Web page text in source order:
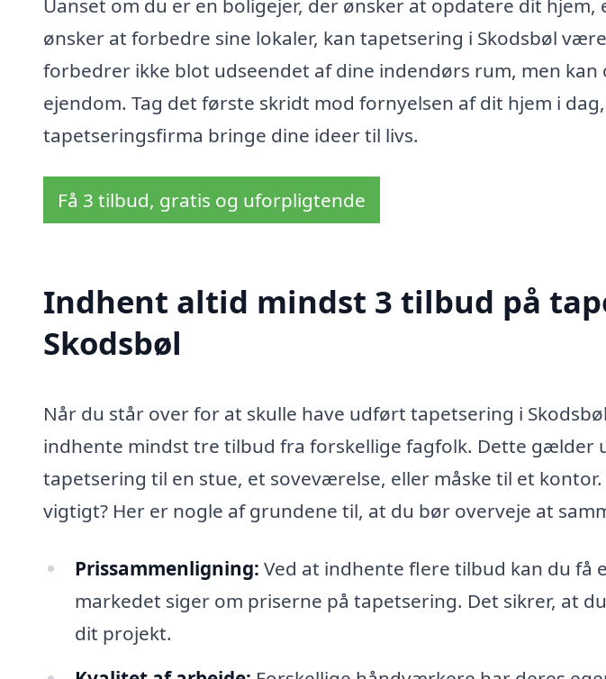
Uanset om du er en boligejer, der ønsker at opdatere dit hjem,
ønsker at forbedre sine lokaler, kan tapetsering i Skodsbøl
forbedrer ikke blot udseendet af dine indendørs rum, men
ejendom. Tag det første skridt mod fornyelsen af dit hjem i
tapetseringsfirma bringe dine ideer til livs.
Få 3 tilbud, gratis og uforpligtende
Indhent altid mindst 3 tilbud på
Skodsbøl
Når du står over for at skulle have udført tapetsering i
indhente mindst tre tilbud fra forskellige fagfolk. Dette gælder
tapetsering til en stue, et soveværelse, eller måske til et
vigtigt? Her er nogle af grundene til, at du bør overveje at
Prissammenligning: Ved at indhente flere tilbud kan du få
markedet siger om priserne på tapetsering. Det sikrer, at
dit projekt.